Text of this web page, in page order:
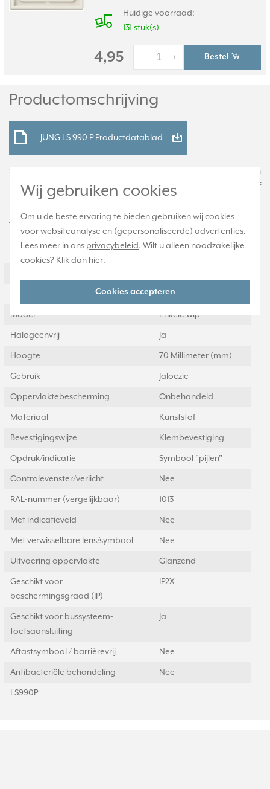
Wij gebruiken cookies
Om u de beste ervaring te bieden gebruiken wij cookies
voor websiteanalyse en (gepersonaliseerde) advertenties.
Lees meer in ons privacybeleid. Wilt u alleen noodzakelijke
cookies? Klik dan hier.
Cookies accepteren
Huidige voorraad:
131 stuk(s)
4,95 +
- Bestel
Productomschrijving
JUNG LS 990 P Productdatablad
Schakelwip (knop) voor multipulsdrukker 531-41 U, voorzien van
pijlsymbolen. Duroplast: zeer krasvast en glanzend. Exclusief
binnenwerk en afdekraam. Serie: LS 990, kleur: crème.
Technische specificaties
70 Millimeter (mm)
Model Enkele wip
Halogeenvrij Ja
Hoogte 70 Millimeter (mm)
Gebruik Jaloezie
Oppervlaktebescherming Onbehandeld
Materiaal Kunststof
Bevestigingswijze Klembevestiging
Opdruk/indicatie Symbool "pijlen"
Controlevenster/verlicht Nee
RAL-nummer (vergelijkbaar) 1013
Met indicatieveld Nee
Met verwisselbare lens/symbool Nee
Uitvoering oppervlakte Glanzend
Geschikt voor
beschermingsgraad (IP)
IP2X
Geschikt voor bussysteem-
toetsaansluiting
Ja
Aftastsymbool / barrièrevrij Nee
Antibacteriële behandeling Nee
LS990P